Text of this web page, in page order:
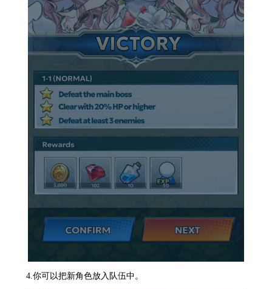
4.你可以把新角色放入队伍中。